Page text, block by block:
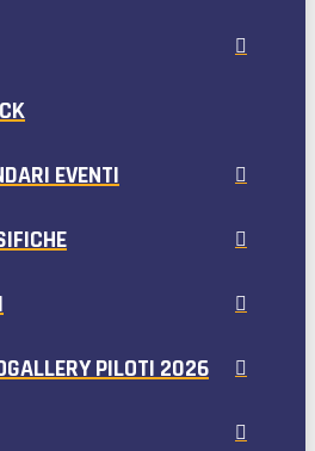
EVENTI
PILOTI 2026